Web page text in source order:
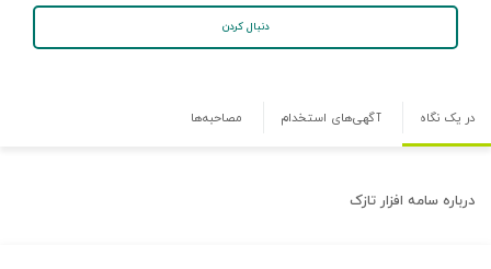
دنبال کردن
در یک نگاه آگهی‌های استخدام مصاحبه‌ها
درباره سامه افزار تازک